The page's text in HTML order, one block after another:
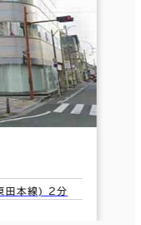
田本線) 2分